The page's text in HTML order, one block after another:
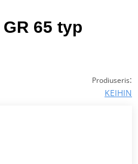
65 typ
Prodiuseris:
KEIHIN